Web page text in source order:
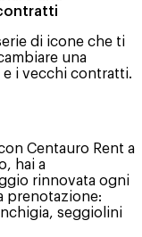
di icone che ti
una
i vecchi contratti.
Centauro Rent a
hai a
rinnovata ogni
prenotazione:
seggiolini